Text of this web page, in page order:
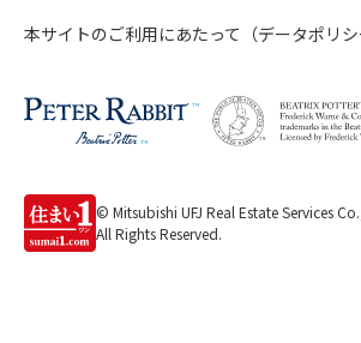
本サイトのご利用にあたって（データポリシ
© Mitsubishi UFJ Real Estate Services
All Rights Reserved.